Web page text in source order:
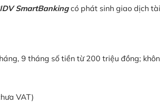
SmartBankingcó phát sinh giao dịch
9 tháng số tiền từ 200 triệu đồng;
VAT)